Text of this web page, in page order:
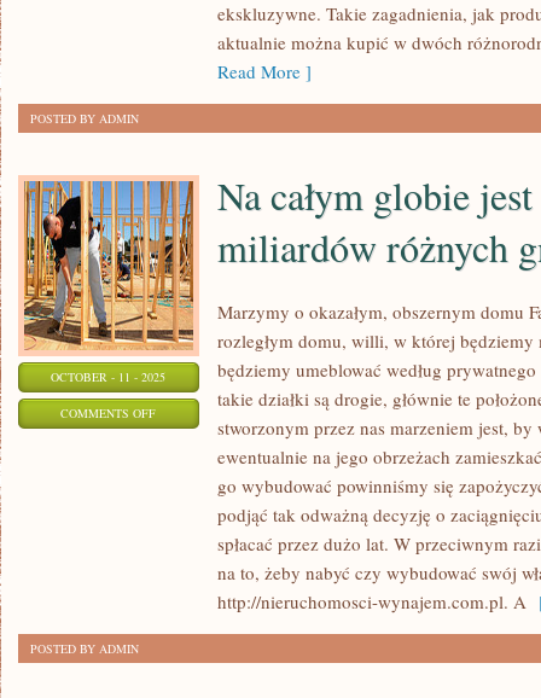
NIEZMIERNIE
ekskluzywne. Takie zagadnienia, jak
aktualnie można kupić w dwóch
Read More ]
POSTED BY ADMIN
OCTOBER - 11 - 2025
COMMENTS OFFON
MILIARDÓW
Na całym globie
miliardów różnych
Marzymy o okazałym, obszernym domu
rozległym domu, willi, w której będziemy
będziemy umeblować według
takie działki są drogie, głównie te
stworzonym przez nas marzeniem jest,
ewentualnie na jego obrzeżach
go wybudować powinniśmy się
podjąć tak odważną decyzję o
spłacać przez dużo lat. W przeciwnym
na to, żeby nabyć czy wybudować swój
http://nieruchomosci-wynajem.com.pl. A
POSTED BY ADMIN